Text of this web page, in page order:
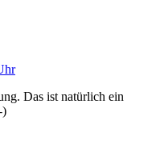
Das ist natürlich ein
)